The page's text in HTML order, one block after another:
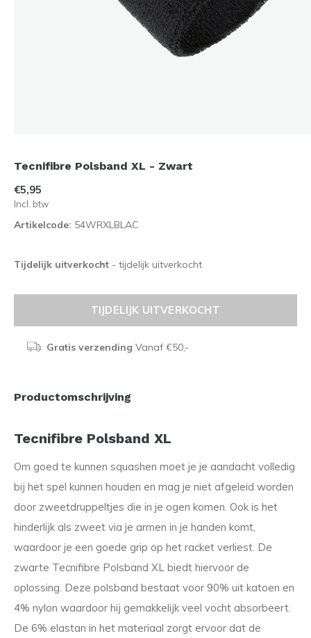
Tecnifibre Polsband XL - Zwart
€5,95
Incl. btw
Artikelcode: 54WRXLBLAC
Tijdelijk uitverkocht - tijdelijk uitverkocht
TIJDELIJK UITVERKOCHT
Gratis verzending Vanaf €50,-
Productomschrijving
Tecnifibre Polsband XL
Om goed te kunnen squashen moet je je aandacht volledig
bij het spel kunnen houden en mag je niet afgeleid worden
door zweetdruppeltjes die in je ogen komen. Ook is het
hinderlijk als zweet via je armen in je handen komt,
waardoor je een goede grip op het racket verliest. De
zwarte Tecnifibre Polsband XL biedt hiervoor de
oplossing. Deze polsband bestaat voor 90% uit katoen en
4% nylon waardoor hij gemakkelijk veel vocht absorbeert.
De 6% elastan in het materiaal zorgt ervoor dat de